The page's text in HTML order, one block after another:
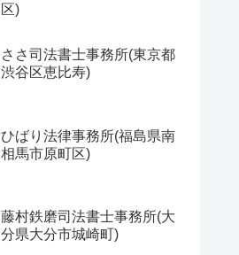
区)
ささ司法書士事務所(東京都
渋谷区恵比寿)
ひばり法律事務所(福島県南
相馬市原町区)
藤村鉄磨司法書士事務所(大
分県大分市城崎町)